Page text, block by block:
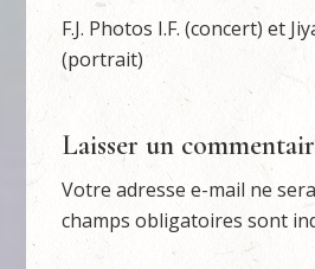
F.J. Photos I.F. (concert) et
(portrait)
Laisser un
Votre adresse e-mail ne
champs obligatoires sont